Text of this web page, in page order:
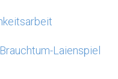
Laienspiel